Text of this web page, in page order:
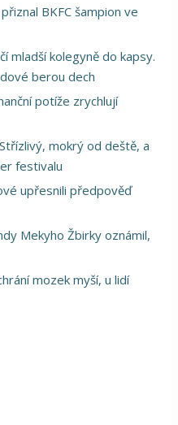
BKFC šampion ve
mladší kolegyně do kapsy.
berou dech
potíže zrychlují
mokrý od deště, a
festivalu
upřesnili předpověď
Mekyho Žbirky oznámil,
mozek myší, u lidí